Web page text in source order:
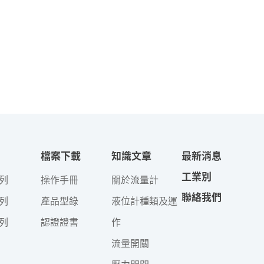
檔案下載
操作手冊
產品型錄
認證證書
知識文章
關於流量計
液位計種類及運
作
流量開關
最新消息
工業別
聯絡我們